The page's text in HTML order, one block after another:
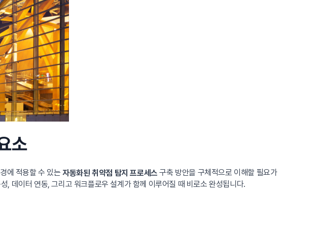
소
에 적용할 수 있는자동화된 취약점 탐지 프로세스 구축 방안을 구체적으로 이해할 필요가
, 데이터 연동, 그리고 워크플로우 설계가 함께 이루어질 때 비로소 완성됩니다.